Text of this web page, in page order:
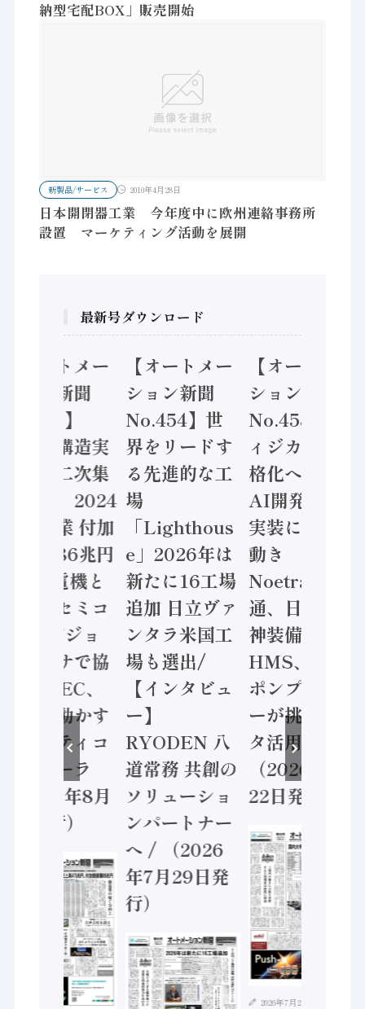
納型宅配BOX」販売開始
新製品/サービス 2010年4月28日
日本開閉器工業 今年度中に欧州連絡事務所
設置 マーケティング活動を展開
最新号ダウンロード
【オートメー
ション新聞
No.455】
「経済構造実
態調査二次集
計結果」2024
年製造業 付加
価値額86兆円
/ 三菱電機と
ソニーセミコ
ン AIビジョ
ンセンサで協
業 / IDEC、
安全に動かす
セーフティコ
ントローラ
（2026年8月
5日発行）
【オートメー
ション新聞
No.454】世
界をリードす
る先進的な工
場
「Lighthous
e」2026年は
新たに16工場
追加 日立ヴァ
ンタラ米国工
場も選出/
【インタビュ
ー】
RYODEN 八
道常務 共創の
ソリューショ
ンパートナー
へ / （2026
年7月29日発
行）
【オートメー
ション新聞
No.453】フ
ィジカルAI本
格化へ 国産
AI開発や社会
実装に活発な
動き
Noetra、富士
通、日立 / 兵
神装備 ×
HMS、老舗
ポンプメーカ
ーが挑むデー
タ活用 など
（2026年7月
22日発行）
2026年7月21日